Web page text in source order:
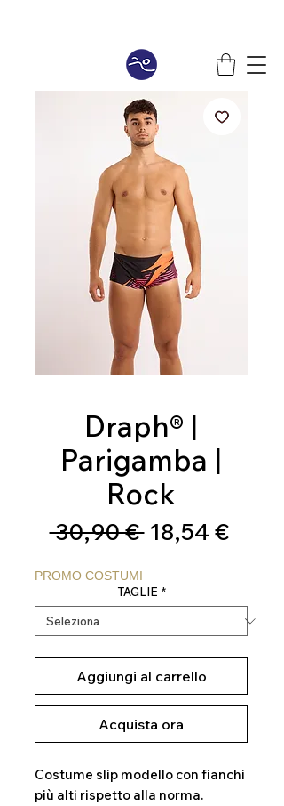
Draph® |
Parigamba |
Rock
30,90 € Prezzo
18,54 €Prezzo
PROMO COSTUMI
TAGLIE *
Aggiungi al carrello
Acquista ora
Costume slip modello con fianchi
più alti rispetto alla norma.